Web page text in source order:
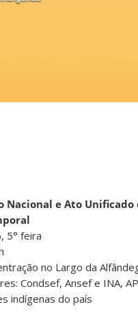
Nacional e Ato
5° feira
no Largo da
Condsef, Ansef e INA,
indígenas do país